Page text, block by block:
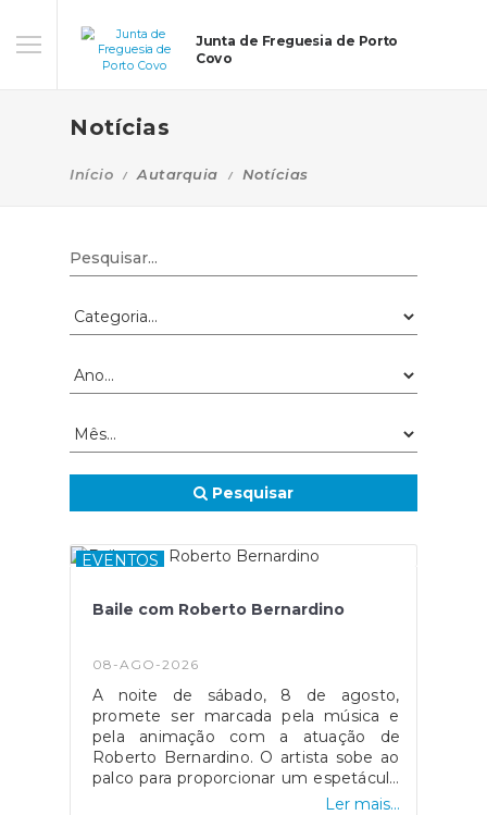
Junta de Freguesia de Porto
Covo
Notícias
Início Autarquia Notícias
Pesquisar
EVENTOS
Baile com Roberto Bernardino
08-AGO-2026
A noite de sábado, 8 de agosto,
promete ser marcada pela música e
pela animação com a atuação de
Roberto Bernardino. O artista sobe ao
palco para proporcionar um espetáculo
repleto de boa disposição, convidando
Ler mais...